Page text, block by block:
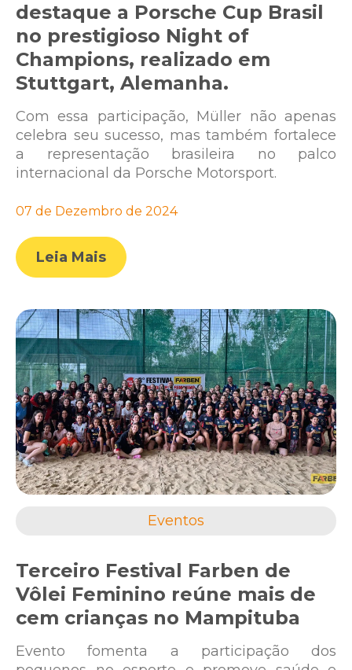
destaque a Porsche Cup Brasil
no prestigioso Night of
Champions, realizado em
Stuttgart, Alemanha.
Com essa participação, Müller não apenas
celebra seu sucesso, mas também fortalece
a representação brasileira no palco
internacional da Porsche Motorsport.
07 de Dezembro de 2024
Leia Mais
Eventos
Terceiro Festival Farben de
Vôlei Feminino reúne mais de
cem crianças no Mampituba
Evento fomenta a participação dos